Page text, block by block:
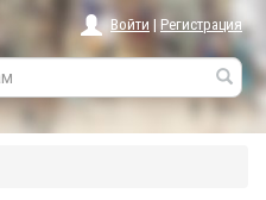
Войти | Регистрация